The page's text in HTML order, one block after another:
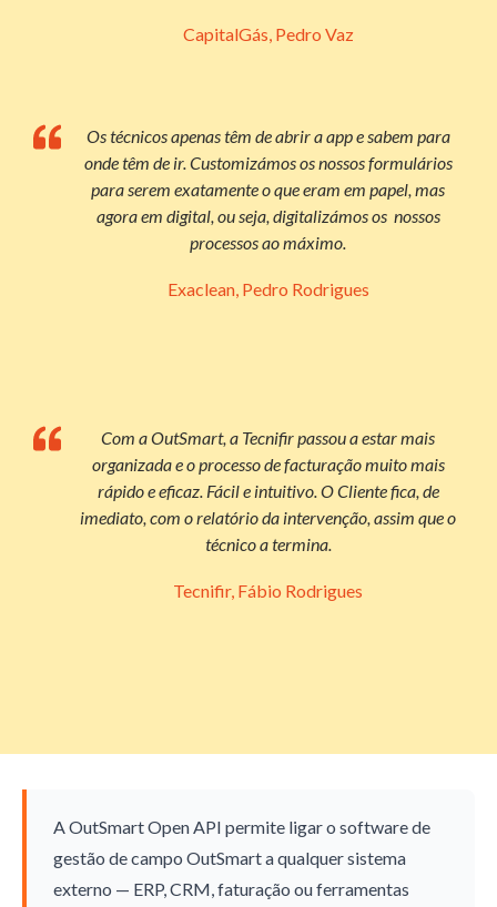
CapitalGás, Pedro Vaz
Os técnicos apenas têm de abrir a app e sabem para
onde têm de ir. Customizámos os nossos formulários
para serem exatamente o que eram em papel, mas
agora em digital, ou seja, digitalizámos os nossos
processos ao máximo.
Exaclean, Pedro Rodrigues
Com a OutSmart, a Tecnifir passou a estar mais
organizada e o processo de facturação muito mais
rápido e eficaz. Fácil e intuitivo. O Cliente fica, de
imediato, com o relatório da intervenção, assim que o
técnico a termina.
Tecnifir, Fábio Rodrigues
A OutSmart Open API permite ligar o software de
gestão de campo OutSmart a qualquer sistema
externo — ERP, CRM, faturação ou ferramentas